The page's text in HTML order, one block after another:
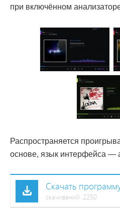
при включённом
Распространяется
основе, язык интерфейса —
Скачать
cкачиваний: 2250